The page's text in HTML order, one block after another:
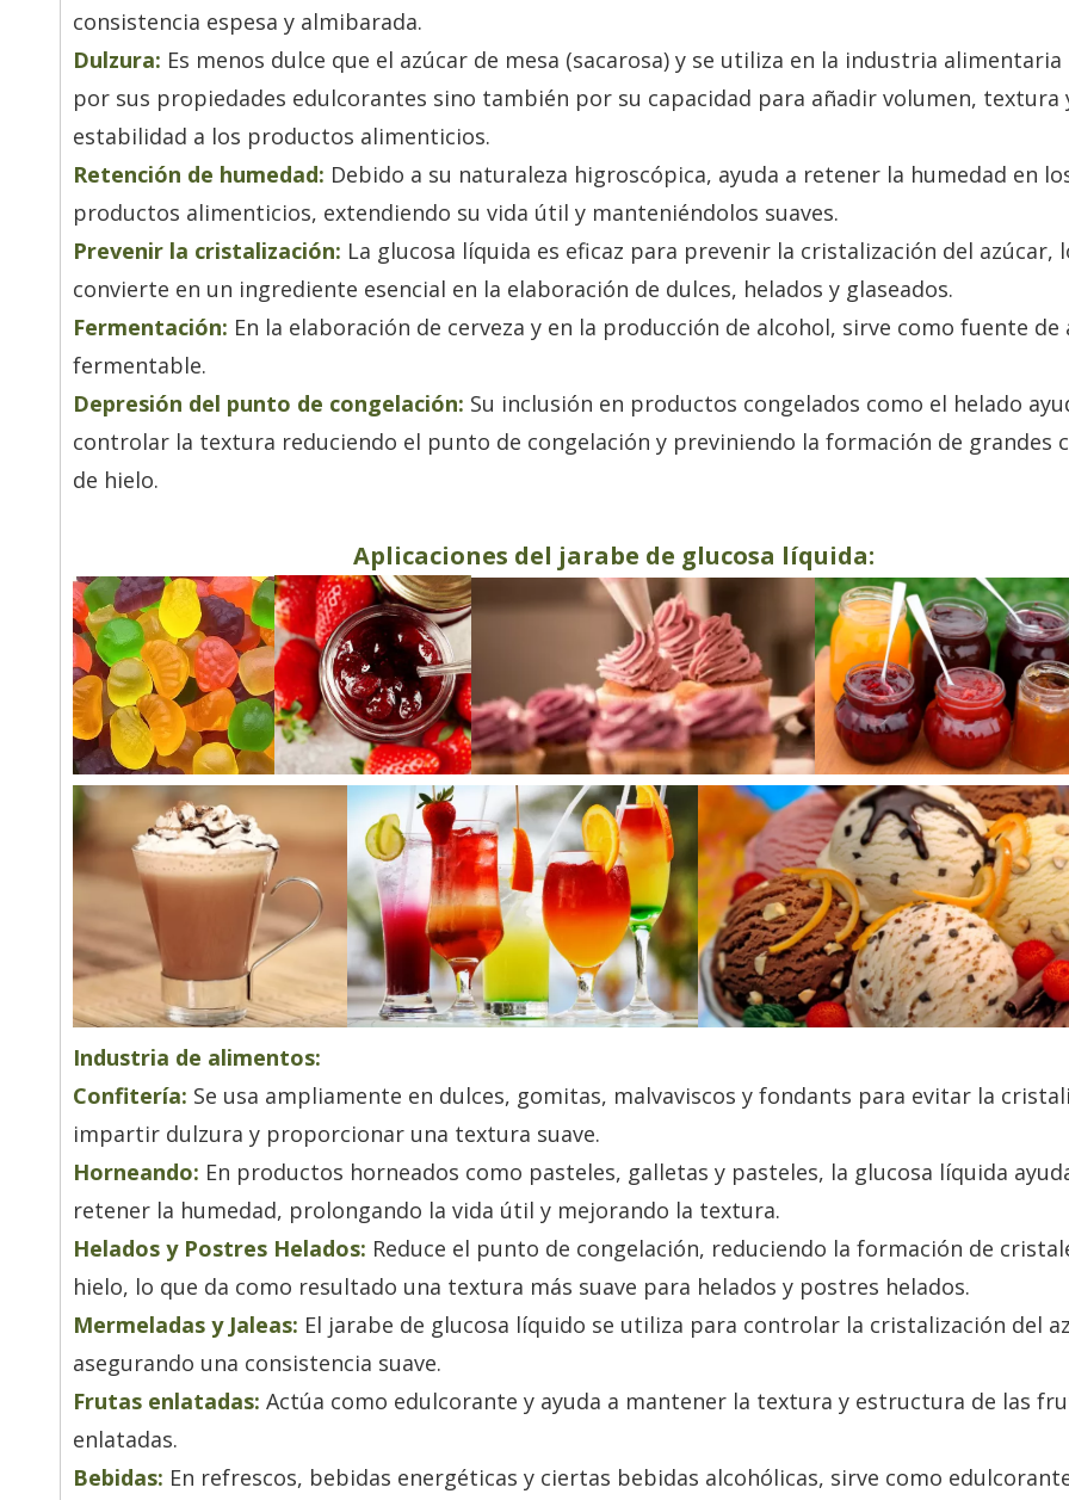
consistencia espesa y almibarada.
Dulzura: Es menos dulce que el azúcar de mesa (sacarosa) y se utiliza en la industria alimentaria
por sus propiedades edulcorantes sino también por su capacidad para añadir volumen, textura
estabilidad a los productos alimenticios.
Retención de humedad: Debido a su naturaleza higroscópica, ayuda a retener la humedad en
productos alimenticios, extendiendo su vida útil y manteniéndolos suaves.
Prevenir la cristalización: La glucosa líquida es eficaz para prevenir la cristalización del azúcar,
convierte en un ingrediente esencial en la elaboración de dulces, helados y glaseados.
Fermentación: En la elaboración de cerveza y en la producción de alcohol, sirve como fuente de
fermentable.
Depresión del punto de congelación: Su inclusión en productos congelados como el helado
controlar la textura reduciendo el punto de congelación y previniendo la formación de grandes
de hielo.
Aplicaciones del jarabe de glucosa líquida:
Industria de alimentos:
Confitería: Se usa ampliamente en dulces, gomitas, malvaviscos y fondants para evitar la
impartir dulzura y proporcionar una textura suave.
Horneando: En productos horneados como pasteles, galletas y pasteles, la glucosa líquida
retener la humedad, prolongando la vida útil y mejorando la textura.
Helados y Postres Helados: Reduce el punto de congelación, reduciendo la formación de
hielo, lo que da como resultado una textura más suave para helados y postres helados.
Mermeladas y Jaleas: El jarabe de glucosa líquido se utiliza para controlar la cristalización del
asegurando una consistencia suave.
Frutas enlatadas: Actúa como edulcorante y ayuda a mantener la textura y estructura de las
enlatadas.
Bebidas: En refrescos, bebidas energéticas y ciertas bebidas alcohólicas, sirve como